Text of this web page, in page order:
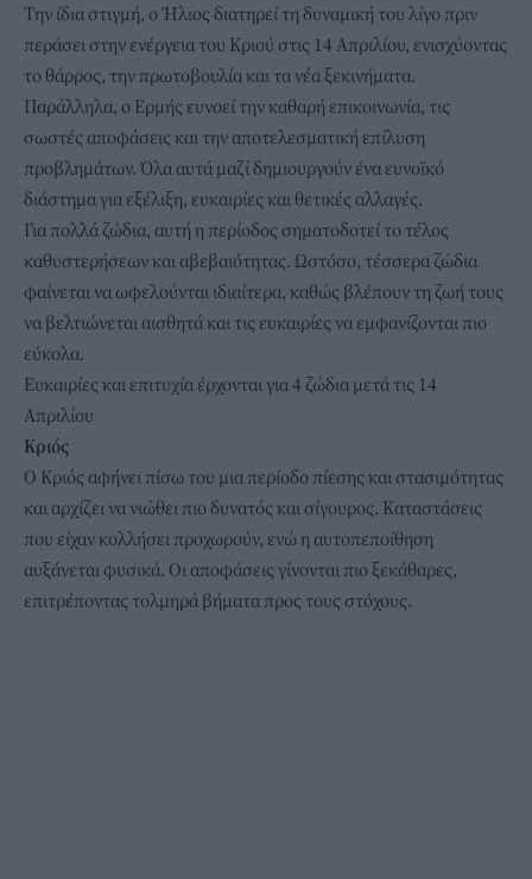
Την ίδια στιγμή, ο Ήλιος διατηρεί τη δυναμική του λίγο πριν
περάσει στην ενέργεια του Κριού στις 14 Απριλίου, ενισχύοντας
το θάρρος, την πρωτοβουλία και τα νέα ξεκινήματα.
Παράλληλα, ο Ερμής ευνοεί την καθαρή επικοινωνία, τις
σωστές αποφάσεις και την αποτελεσματική επίλυση
προβλημάτων. Όλα αυτά μαζί δημιουργούν ένα ευνοϊκό
διάστημα για εξέλιξη, ευκαιρίες και θετικές αλλαγές.
Για πολλά ζώδια, αυτή η περίοδος σηματοδοτεί το τέλος
καθυστερήσεων και αβεβαιότητας. Ωστόσο, τέσσερα ζώδια
φαίνεται να ωφελούνται ιδιαίτερα, καθώς βλέπουν τη ζωή τους
να βελτιώνεται αισθητά και τις ευκαιρίες να εμφανίζονται πιο
εύκολα.
Ευκαιρίες και επιτυχία έρχονται για 4 ζώδια μετά τις 14
Απριλίου
Κριός
Ο Κριός αφήνει πίσω του μια περίοδο πίεσης και στασιμότητας
και αρχίζει να νιώθει πιο δυνατός και σίγουρος. Καταστάσεις
που είχαν κολλήσει προχωρούν, ενώ η αυτοπεποίθηση
αυξάνεται φυσικά. Οι αποφάσεις γίνονται πιο ξεκάθαρες,
επιτρέποντας τολμηρά βήματα προς τους στόχους.